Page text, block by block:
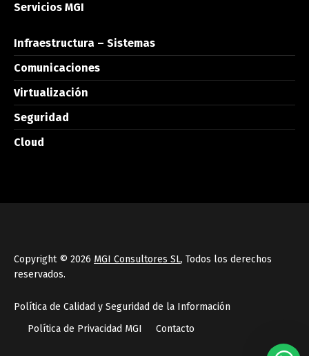
Servicios MGI
Infraestructura – Sistemas
Comunicaciones
Virtualización
Seguridad
Cloud
Copyright © 2026 MGI Consultores SL, Todos los derechos
reservados.
Política de Calidad y Seguridad de la Información
Política de Privacidad MGI
Contacto